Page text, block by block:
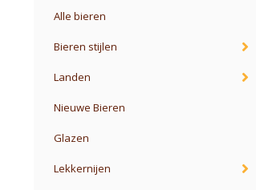
Alle bieren
Bieren stijlen
Landen
Nieuwe Bieren
Glazen
Lekkernijen